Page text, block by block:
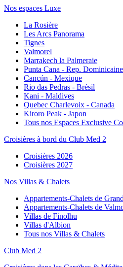
Nos espaces Luxe
La Rosière
Les Arcs Panorama
Tignes
Valmorel
Marrakech la Palmeraie
Punta Cana - Rep. Dominicaine
Cancún - Mexique
Rio das Pedras - Brésil
Kani - Maldives
Quebec Charlevoix - Canada
Kiroro Peak - Japon
Tous nos Espaces Exclusive
Croisières à bord du Club Med 2
Croisières 2026
Croisières 2027
Nos Villas & Chalets
Appartements-Chalets de
Appartements-Chalets de
Villas de Finolhu
Villas d'Albion
Tous nos Villas & Chalets
Club Med 2